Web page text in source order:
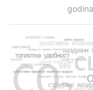
godina